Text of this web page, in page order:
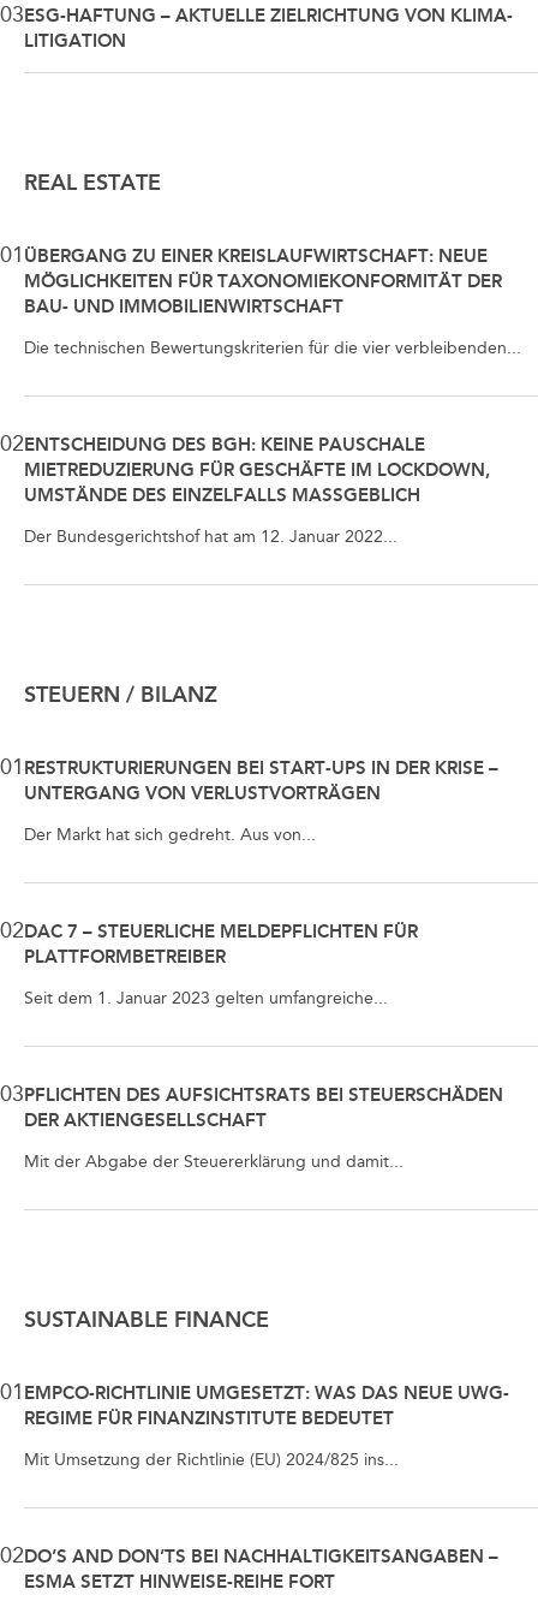
03 ESG-HAFTUNG – AKTUELLE ZIELRICHTUNG VON KLIMA-
LITIGATION
REAL ESTATE
01 ÜBERGANG ZU EINER KREISLAUFWIRTSCHAFT: NEUE
MÖGLICHKEITEN FÜR TAXONOMIEKONFORMITÄT DER
BAU- UND IMMOBILIENWIRTSCHAFT
Die technischen Bewertungskriterien für die vier verbleibenden...
02 ENTSCHEIDUNG DES BGH: KEINE PAUSCHALE
MIETREDUZIERUNG FÜR GESCHÄFTE IM LOCKDOWN,
UMSTÄNDE DES EINZELFALLS MASSGEBLICH
Der Bundesgerichtshof hat am 12. Januar 2022...
STEUERN / BILANZ
01 RESTRUKTURIERUNGEN BEI START-UPS IN DER KRISE –
UNTERGANG VON VERLUSTVORTRÄGEN
Der Markt hat sich gedreht. Aus von...
02 DAC 7 – STEUERLICHE MELDEPFLICHTEN FÜR
PLATTFORMBETREIBER
Seit dem 1. Januar 2023 gelten umfangreiche...
03 PFLICHTEN DES AUFSICHTSRATS BEI STEUERSCHÄDEN
DER AKTIENGESELLSCHAFT
Mit der Abgabe der Steuererklärung und damit...
SUSTAINABLE FINANCE
01 EMPCO-RICHTLINIE UMGESETZT: WAS DAS NEUE UWG-
REGIME FÜR FINANZINSTITUTE BEDEUTET
Mit Umsetzung der Richtlinie (EU) 2024/825 ins...
02 DO’S AND DON’TS BEI NACHHALTIGKEITSANGABEN –
ESMA SETZT HINWEISE-REIHE FORT